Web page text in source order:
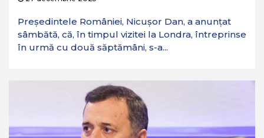
Președintele României, Nicușor Dan, a anunțat
sâmbătă, că, în timpul vizitei la Londra, întreprinse
în urmă cu două săptămâni, s-a...